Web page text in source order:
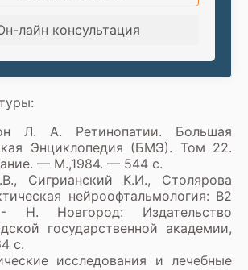
лайн консультация
Л. А. Ретинопатии. Большая
Энциклопедия (БМЭ). Том 22.
— М.,1984. — 544 с.
Сигрианский К.И., Столярова
нейроофтальмология: В2
Новгород: Издательство
государственной академии,
с.
исследования и лечебные